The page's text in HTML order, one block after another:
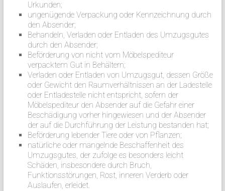
Urkunden;
ungenügende Verpackung oder Kennzeichnung durch
den Absender;
Behandeln, Verladen oder Entladen des Umzugsgutes
durch den Absender;
Beförderung von nicht vom Möbelspediteur
verpacktem Gut in Behältern;
Verladen oder Entladen von Umzugsgut, dessen Größe
oder Gewicht den Raumverhältnissen an der Ladestelle
oder Entladestelle nicht entspricht, sofern der
Möbelspediteur den Absender auf die Gefahr einer
Beschädigung vorher hingewiesen und der Absender
der auf die Durchführung der Leistung bestanden hat;
Beförderung lebender Tiere oder von Pflanzen;
natürliche oder mangelnde Beschaffenheit des
Umzugsgutes, der zufolge es besonders leicht
Schäden, insbesondere durch Bruch,
Funktionsstörungen, Rost, inneren Verderb oder
Auslaufen, erleidet.